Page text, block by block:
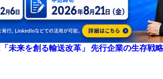
未来を創る輸送改革」 先行企業の生存戦